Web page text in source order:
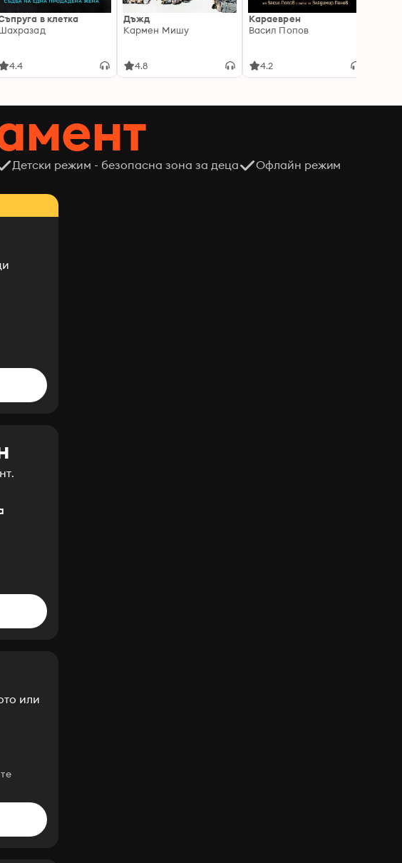
в клетка
4.4
Дъжд
Кармен Мишу
4.8
Караеврен
Васил Попов
4.2
Детски режим - безопасна зона за деца Офлайн режим
или